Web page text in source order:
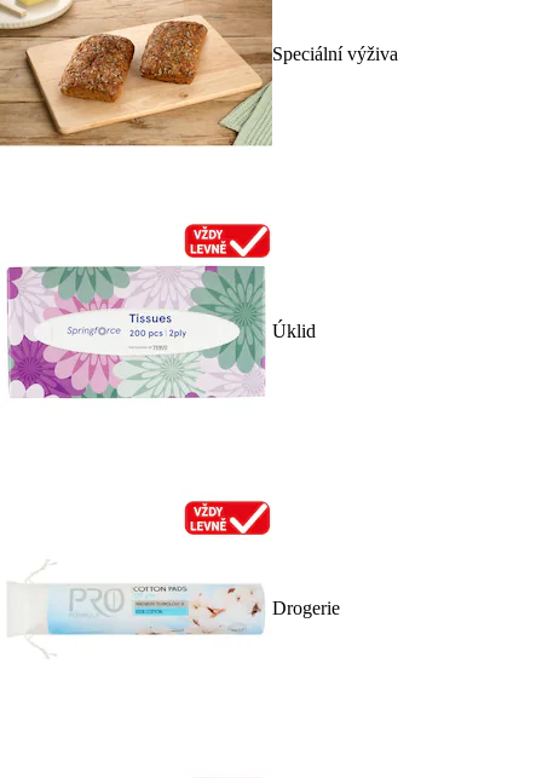
Speciální výživa
Úklid
Drogerie